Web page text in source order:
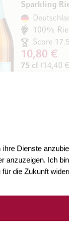
Dienste
anzuzeigen. Ich
die Zukunft
Sparkling
100%
Score
10,80 €
75 cl (14,40
Zero-Point-